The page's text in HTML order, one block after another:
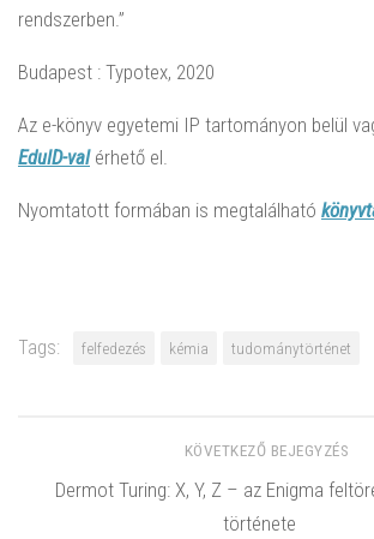
rendszerben.”
Budapest : Typotex, 2020
Az e-könyv egyetemi IP tartományon belül
EduID-valérhető el.
Nyomtatott formában is megtalálható
Tags: felfedezés kémia tudománytörténet
KÖVETKEZŐ BEJEGYZÉS
Dermot Turing: X, Y, Z – az Enigma
története